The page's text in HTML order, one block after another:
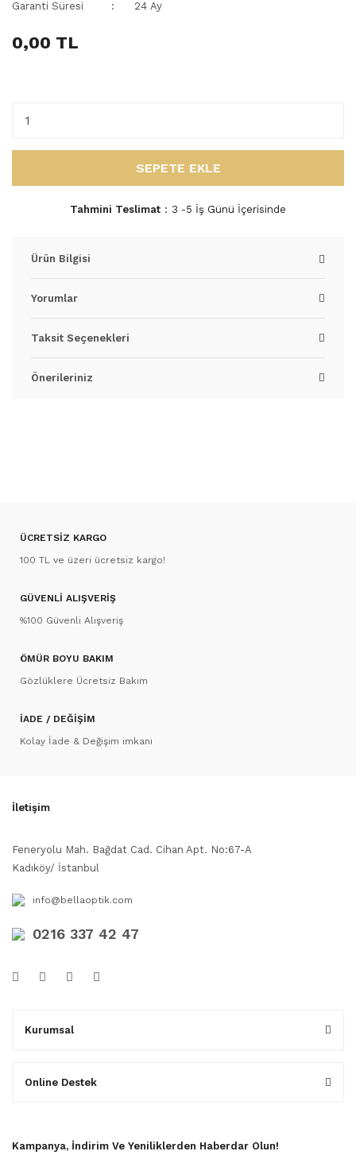
Garanti Süresi
24 Ay
0,00 TL
SEPETE EKLE
Tahmini Teslimat 3 -5 İş Günü İçerisinde
Ürün Bilgisi
Yorumlar
Taksit Seçenekleri
Önerileriniz
ÜCRETSİZ KARGO
100 TL ve üzeri ücretsiz kargo!
GÜVENLİ ALIŞVERİŞ
%100 Güvenli Alışveriş
ÖMÜR BOYU BAKIM
Gözlüklere Ücretsiz Bakım
İADE / DEĞİŞİM
Kolay İade & Değişim imkanı
İletişim
Feneryolu Mah. Bağdat Cad. Cihan Apt. No:67-A
Kadıköy/ İstanbul
info@bellaoptik.com
0216 337 42 47
Kurumsal
Online Destek
Kampanya, İndirim Ve Yeniliklerden Haberdar Olun!